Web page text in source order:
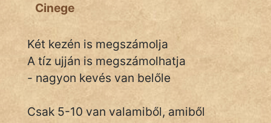
Szóláscsoportok
Szólások
Tréfás
Cinege
Két kezén is megszámolja
A tíz ujján is megszámolhatja
- nagyon kevés van belőle
Csak 5-10 van valamiből, amiből